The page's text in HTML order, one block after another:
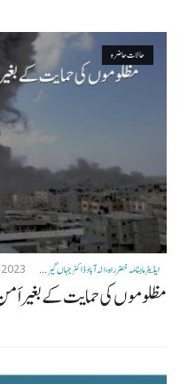
حالات حاضرہ
ایڈیٹر ماہنامہ خضرراہ، الہ آباد ڈاکٹر جہاں گیر ...
مظلوموں کی حمایت کے بغیر